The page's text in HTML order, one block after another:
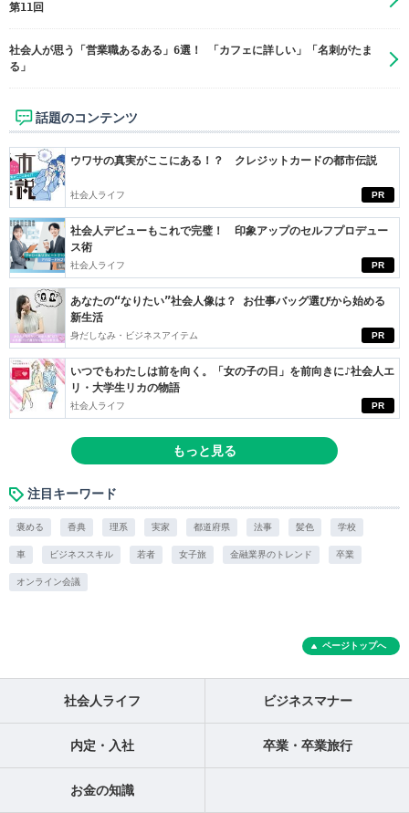
第11回
社会人が思う「営業職あるある」6選！ 「カフェに詳しい」「名刺がたま
る」
話題のコンテンツ
PR
ウワサの真実がここにある！？ クレジットカードの都市伝説
社会人ライフ
PR
社会人デビューもこれで完璧！ 印象アップのセルフプロデュー
ス術
社会人ライフ
PR
あなたの“なりたい”社会人像は？ お仕事バッグ選びから始める
新生活
身だしなみ・ビジネスアイテム
PR
いつでもわたしは前を向く。「女の子の日」を前向きに♪社会人エ
リ・大学生リカの物語
社会人ライフ
もっと見る
注目キーワード
褒める 香典 理系 実家 都道府県 法事 髪色 学校
車 ビジネススキル 若者 女子旅 金融業界のトレンド 卒業
オンライン会議
ページトップへ
社会人ライフ ビジネスマナー
内定・入社 卒業・卒業旅行
お金の知識